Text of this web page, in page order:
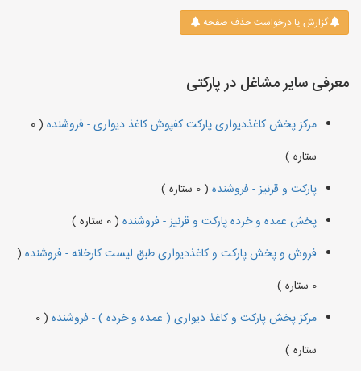
گزارش یا درخواست حذف صفحه
معرفی سایر مشاغل در پارکتی
مرکز پخش کاغذدیواری پارکت کفپوش کاغذ دیواری - فروشنده ( 0
ستاره )
پارکت و قرنیز - فروشنده ( 0 ستاره )
پخش عمده و خرده پارکت و قرنیز - فروشنده ( 0 ستاره )
فروش و پخش پارکت و کاغذدیواری طبق لیست کارخانه - فروشنده (
0 ستاره )
مرکز پخش پارکت و کاغذ دیواری ( عمده و خرده ) - فروشنده ( 0
ستاره )